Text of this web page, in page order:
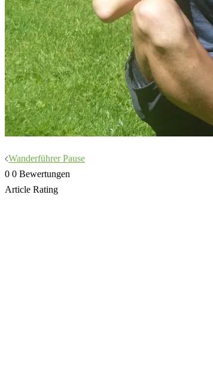
Beitragsnavigation
Wanderführer Pause
0 0 Bewertungen
Article Rating